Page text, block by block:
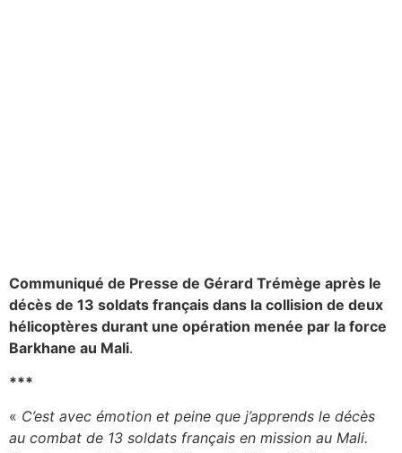
Communiqué de Presse de Gérard Trémège après le
décès de 13 soldats français dans la collision de deux
hélicoptères durant une opération menée par la force
Barkhane au Mali.
***
« C’est avec émotion et peine que j’apprends le décès
au combat de 13 soldats français en mission au Mali.